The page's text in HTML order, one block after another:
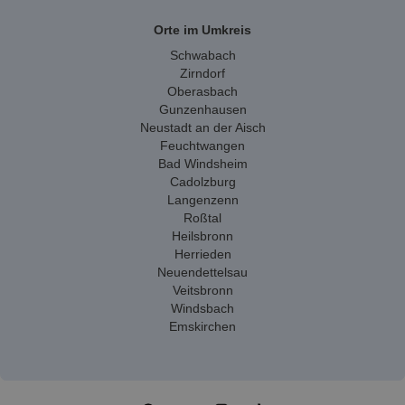
Orte im Umkreis
Schwabach
Zirndorf
Oberasbach
Gunzenhausen
Neustadt an der Aisch
Feuchtwangen
Bad Windsheim
Cadolzburg
Langenzenn
Roßtal
Heilsbronn
Herrieden
Neuendettelsau
Veitsbronn
Windsbach
Emskirchen